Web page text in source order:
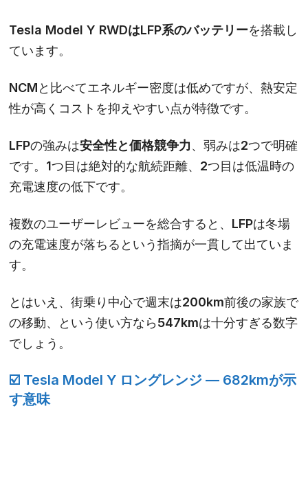
Tesla Model Y RWDはLFP系のバッテリーを搭載し
ています。
NCMと比べてエネルギー密度は低めですが、熱安定
性が高くコストを抑えやすい点が特徴です。
LFPの強みは安全性と価格競争力、弱みは2つで明確
です。1つ目は絶対的な航続距離、2つ目は低温時の
充電速度の低下です。
複数のユーザーレビューを総合すると、LFPは冬場
の充電速度が落ちるという指摘が一貫して出ていま
す。
とはいえ、街乗り中心で週末は200km前後の家族で
の移動、という使い方なら547kmは十分すぎる数字
でしょう。
☑️ Tesla Model Y ロングレンジ — 682kmが示
す意味